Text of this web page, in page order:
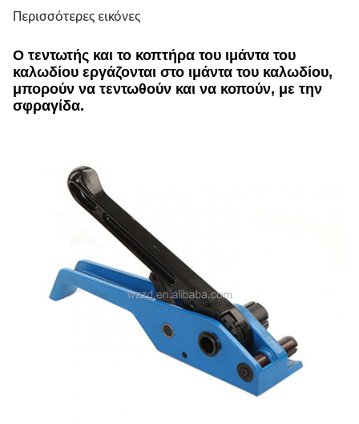
Περισσότερες εικόνες
Ο τεντωτής και το κοπτήρα του ιμάντα του
καλωδίου εργάζονται στο ιμάντα του καλωδίου,
μπορούν να τεντωθούν και να κοπούν, με την
σφραγίδα.